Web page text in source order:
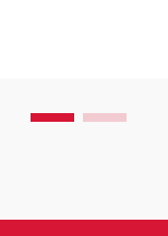
있습니다. 이러한